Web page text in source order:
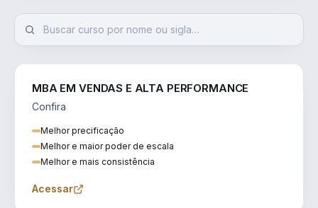
MBA EM VENDAS E ALTA PERFORMANCE
Confira
Melhor precificação
Melhor e maior poder de escala
Melhor e mais consistência
Acessar